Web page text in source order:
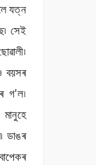
যত্ন
সেই
বয়সৰ
গ'ল৷
ডাঙৰ